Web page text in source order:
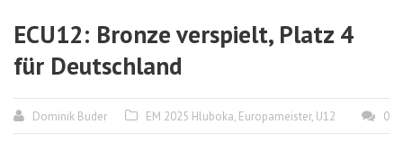
ECU12: Bronze verspielt, Platz 4
für Deutschland
Dominik Buder EM 2025 Hluboka, Europameister, U12 0